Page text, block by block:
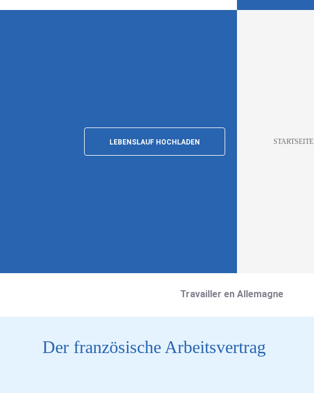
LEBENSLAUF HOCHLADEN STARTSEITE
Travailler en Allemagne
Der französische Arbeitsvertrag